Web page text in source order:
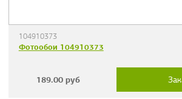
104910373
Фотообои 104910373
189.00 руб